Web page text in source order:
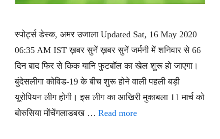
स्पोर्ट्स डेस्क, अमर उजाला Updated Sat, 16 May 2020
06:35 AM IST ख़बर सुनें ख़बर सुनें जर्मनी में शनिवार से 66
दिन बाद फिर से किक यानि फुटबॉल का खेल शुरू हो जाएगा।
बुंदेसलीगा कोविड-19 के बीच शुरू होने वाली पहली बड़ी
यूरोपियन लीग होगी। इस लीग का आखिरी मुकाबला 11 मार्च को
बोरुसिया मोंचेंगलाडबख … Read more